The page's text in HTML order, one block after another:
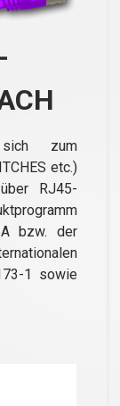
sich zum
etc.)
RJ45-
bzw. der
1 sowie